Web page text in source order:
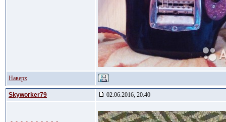
Наверх
Skyworker79 02.06.2016, 20:40